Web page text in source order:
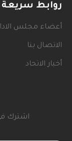
روابط سريعة
أعضاء مجلس
الاتصال بنا
أخبار الاتحاد
اشترك